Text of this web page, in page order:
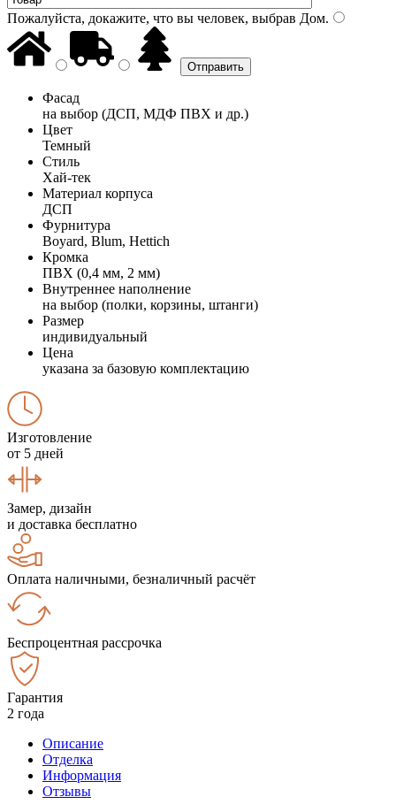
Пожалуйста, докажите, что вы человек, выбрав Дом.
Фасад
на выбор (ДСП, МДФ ПВХ и др.)
Цвет
Темный
Стиль
Хай-тек
Материал корпуса
ДСП
Фурнитура
Boyard, Blum, Hettich
Кромка
ПВХ (0,4 мм, 2 мм)
Внутреннее наполнение
на выбор (полки, корзины, штанги)
Размер
индивидуальный
Цена
указана за базовую комплектацию
Изготовление
от 5 дней
Замер, дизайн
и доставка бесплатно
Оплата наличными, безналичный расчёт
Беспроцентная рассрочка
Гарантия
2 года
Описание
Отделка
Информация
Отзывы